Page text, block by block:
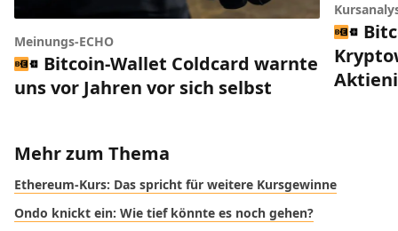
Meinungs-ECHO
Bitcoin-Wallet Coldcard warnte
uns vor Jahren vor sich selbst
Mehr zum Thema
Ethereum-Kurs: Das spricht für weitere Kursgewinne
Ondo knickt ein: Wie tief könnte es noch gehen?